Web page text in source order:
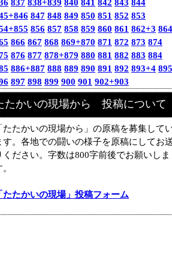
837 838+839 840 841 842 843 844
847 848 849 850 851 852 853
856 857 858 859 860 861 862+3 864
866 867 868 869+870 871 872 873 874
876 877 878+879 880 881 882 883 884
886+887 888 889 890 891 892 893+4 895
897 898 899 900 901 902+903
たかいの現場から 投稿について
たたかいの現場から」の原稿を募集して
す。各地での闘いの様子を原稿にしてお
ください。字数は800字前後でお願いしま
たたかいの現場」投稿フォーム